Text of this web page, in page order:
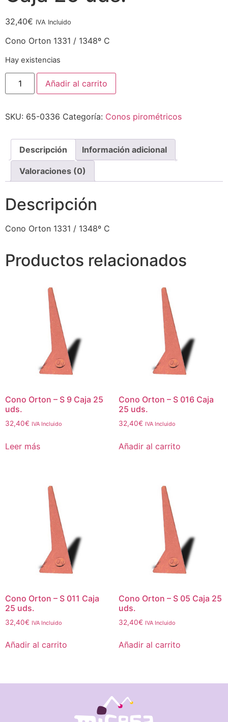
32,40€ IVA Incluido
Cono Orton 1331 / 1348º C
Hay existencias
Añadir al carrito
SKU: 65-0336 Categoría: Conos pirométricos
Descripción Información adicional
Valoraciones (0)
Descripción
Cono Orton 1331 / 1348º C
Productos relacionados
Cono Orton – S 9 Caja 25
uds.
32,40€ IVA Incluido
Leer más
Cono Orton – S 016 Caja
25 uds.
32,40€ IVA Incluido
Añadir al carrito
Cono Orton – S 011 Caja
25 uds.
32,40€ IVA Incluido
Añadir al carrito
Cono Orton – S 05 Caja 25
uds.
32,40€ IVA Incluido
Añadir al carrito